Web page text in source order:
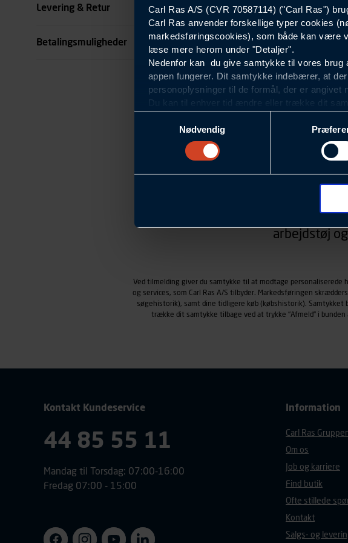
Carl Ras A/S (CVR 70587114) ("Carl Ras")
Carl Ras anvender forskellige typer cookies
markedsføringscookies), som både kan være
læse mere herom under "Detaljer".
Nedenfor kan du give samtykke til vores brug
appen fungerer. Dit samtykke indebærer, at
personoplysninger til de formål, der er angivet
Du kan til enhver tid ændre eller trække dit
Statistikcookies
Carl Ras anvender statistikcookies med det
hjemmeside og apps, herunder analyser af,
færden på siderne, tidspunkt, hvad der
informationer om enhedstype (computer,
hjemmesiden ser ud eller opfører sig på. Til
henblik på markedsføring, herunder vise
personoplysninger om brugen af vores
klikkes på, sider/indhold der besøges,
Nødvendig
se all specifikationer
Levering & Retur
Betalingsmuligheder
Modtag nyheder, tilbud,
arbejdstøj
Ved tilmelding giver du samtykke til at modtage personaliserede
og services, som Carl Ras A/S tilbyder. Markedsføringen
søgehistorik), samt dine tidligere køb (købshistorik). Samtykket
trække dit samtykke tilbage ved at trykke "Afmeld" i
Kontakt Kundeservice
44 85 55 11
Mandag til Torsdag: 07:00-16:00
Fredag 07:00 - 15:00
Information
Carl Ras
Om os
Job og karriere
Find butik
Ofte stillede
Kontakt
Salgs- og